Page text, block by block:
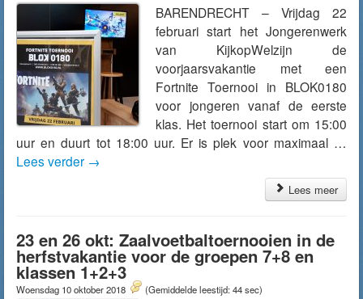
BARENDRECHT – Vrijdag 22
februari start het Jongerenwerk
van KijkopWelzijn de
voorjaarsvakantie met een
Fortnite Toernooi in BLOK0180
voor jongeren vanaf de eerste
klas. Het toernooi start om 15:00
uur en duurt tot 18:00 uur. Er is plek voor maximaal …
Lees verder →
Lees meer
23 en 26 okt: Zaalvoetbaltoernooien in de
herfstvakantie voor de groepen 7+8 en
klassen 1+2+3
Woensdag 10 oktober 2018 (Gemiddelde leestijd: 44 sec)